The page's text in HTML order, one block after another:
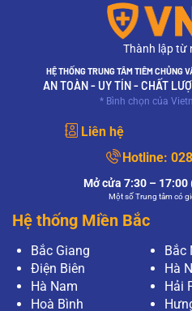
Thành lập từ
HỆ THỐNG TRUNG TÂM TIÊM CHỦNG
AN TOÀN - UY TÍN - CHẤT
* Bình chọn của
Liên hệ
Hotline:
Mở cửa 7:30 –
Một số Trung tâm có
Hệ thống Miền Bắc
Bắc Giang
Bắc
Điện Biên
Hà
Hà Nam
Hải
Hoà Bình